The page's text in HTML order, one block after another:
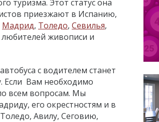
туризма. Этот статус она
приезжают в Испанию,
Мадрид, Толедо, Севилья,
живописи и
с водителем станет
Если Вам необходимо
всем вопросам. Мы
его окрестностям и в
Авилу, Сеговию,